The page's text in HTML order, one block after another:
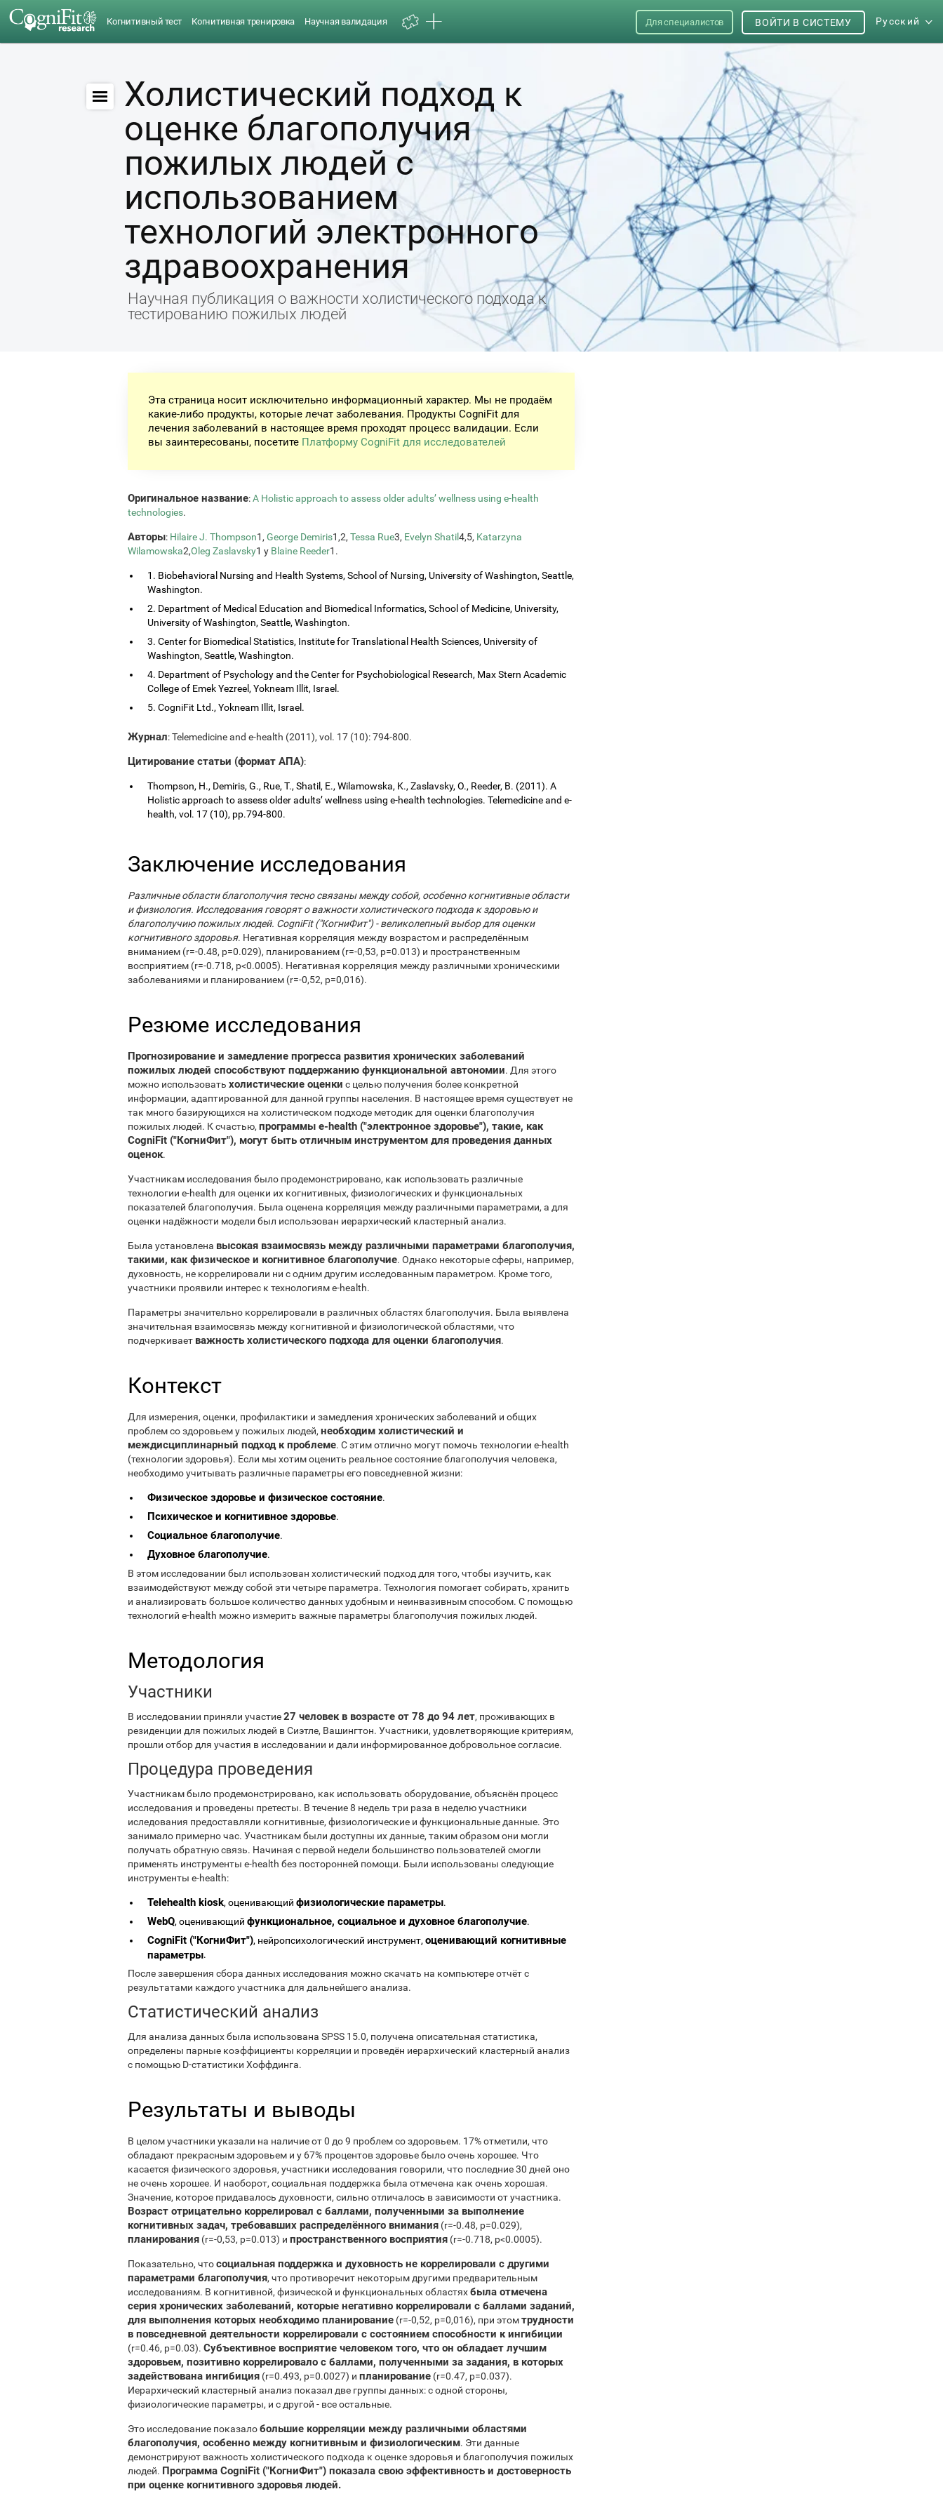
Когнитивный тест Когнитивная тренировка Научная валидация Для специалистов Русский
ВОЙТИ В СИСТЕМУ
Холистический подход к
оценке благополучия
пожилых людей с
использованием
технологий электронного
здравоохранения
Научная публикация о важности холистического подхода к
тестированию пожилых людей
Эта страница носит исключительно информационный характер. Мы не продаём
какие-либо продукты, которые лечат заболевания. Продукты CogniFit для
лечения заболеваний в настоящее время проходят процесс валидации. Если
вы заинтересованы, посетите Платформу CogniFit для исследователей
Оригинальное название:A Holistic approach to assess older adults’ wellness using e-health
technologies.
Авторы: Hilaire J. Thompson1, George Demiris1,2, Tessa Rue3, Evelyn Shatil4,5, Katarzyna
Wilamowska2,Oleg Zaslavsky1 y Blaine Reeder1.
1. Biobehavioral Nursing and Health Systems, School of Nursing, University of Washington, Seattle,
Washington.
2. Department of Medical Education and Biomedical Informatics, School of Medicine, University,
University of Washington, Seattle, Washington.
3. Center for Biomedical Statistics, Institute for Translational Health Sciences, University of
Washington, Seattle, Washington.
4. Department of Psychology and the Center for Psychobiological Research, Max Stern Academic
College of Emek Yezreel, Yokneam Illit, Israel.
5. CogniFit Ltd., Yokneam Illit, Israel.
Журнал: Telemedicine and e-health (2011), vol. 17 (10): 794-800.
Цитирование статьи (формат АПА):
Thompson, H., Demiris, G., Rue, T., Shatil, E., Wilamowska, K., Zaslavsky, O., Reeder, B. (2011). A
Holistic approach to assess older adults’ wellness using e-health technologies. Telemedicine and e-
health, vol. 17 (10), pp.794-800.
Заключение исследования
Различные области благополучия тесно связаны между собой, особенно когнитивные области
и физиология. Исследования говорят о важности холистического подхода к здоровью и
благополучию пожилых людей. CogniFit ("КогниФит") - великолепный выбор для оценки
когнитивного здоровья. Негативная корреляция между возрастом и распределённым
вниманием (r=-0.48, p=0.029), планированием (r=-0,53, p=0.013) и пространственным
восприятием (r=-0.718, p<0.0005). Негативная корреляция между различными хроническими
заболеваниями и планированием (r=-0,52, p=0,016).
Резюме исследования
Прогнозирование и замедление прогресса развития хронических заболеваний
пожилых людей способствуют поддержанию функциональной автономии. Для этого
можно использовать холистические оценки с целью получения более конкретной
информации, адаптированной для данной группы населения. В настоящее время существует не
так много базирующихся на холистическом подходе методик для оценки благополучия
пожилых людей. К счастью, программы e-health ("электронное здоровье"), такие, как
CogniFit ("КогниФит"), могут быть отличным инструментом для проведения данных
оценок.
Участникам исследования было продемонстрировано, как использовать различные
технологии e-health для оценки их когнитивных, физиологических и функциональных
показателей благополучия. Была оценена корреляция между различными параметрами, а для
оценки надёжности модели был использован иерархический кластерный анализ.
Была установлена высокая взаимосвязь между различными параметрами благополучия,
такими, как физическое и когнитивное благополучие. Однако некоторые сферы, например,
духовность, не коррелировали ни с одним другим исследованным параметром. Кроме того,
участники проявили интерес к технологиям e-health.
Параметры значительно коррелировали в различных областях благополучия. Была выявлена
значительная взаимосвязь между когнитивной и физиологической областями, что
подчеркивает важность холистического подхода для оценки благополучия.
Контекст
Для измерения, оценки, профилактики и замедления хронических заболеваний и общих
проблем со здоровьем у пожилых людей, необходим холистический и
междисциплинарный подход к проблеме. С этим отлично могут помочь технологии e-health
(технологии здоровья). Если мы хотим оценить реальное состояние благополучия человека,
необходимо учитывать различные параметры его повседневной жизни:
Физическое здоровье и физическое состояние.
Психическое и когнитивное здоровье.
Социальное благополучие.
Духовное благополучие.
В этом исследовании был использован холистический подход для того, чтобы изучить, как
взаимодействуют между собой эти четыре параметра. Технология помогает собирать, хранить
и анализировать большое количество данных удобным и неинвазивным способом. С помощью
технологий e-health можно измерить важные параметры благополучия пожилых людей.
Методология
Участники
В исследовании приняли участие27 человек в возрасте от 78 до 94 лет, проживающих в
резиденции для пожилых людей в Сиэтле, Вашингтон. Участники, удовлетворяющие критериям,
прошли отбор для участия в исследовании и дали информированное добровольное согласие.
Процедура проведения
Участникам было продемонстрировано, как использовать оборудование, объяснён процесс
исследования и проведены претесты. В течение 8 недель три раза в неделю участники
иследования предоставляли когнитивные, физиологические и функциональные данные. Это
занимало примерно час. Участникам были доступны их данные, таким образом они могли
получать обратную связь. Начиная с первой недели большинство пользователей смогли
применять инструменты e-health без посторонней помощи. Были использованы следующие
инструменты e-health:
Telehealth kiosk, оценивающий физиологические параметры.
WebQ, оценивающий функциональное, социальное и духовное благополучие.
CogniFit ("КогниФит"), нейропсихологический инструмент, оценивающий когнитивные
параметры.
После завершения сбора данных исследования можно скачать на компьютере отчёт с
результатами каждого участника для дальнейшего анализа.
Статистический анализ
Для анализа данных была использована SPSS 15.0, получена описательная статистика,
определены парные коэффициенты корреляции и проведён иерархический кластерный анализ
с помощью D-статистики Хоффдинга.
Результаты и выводы
В целом участники указали на наличие от 0 до 9 проблем со здоровьем. 17% отметили, что
обладают прекрасным здоровьем и у 67% процентов здоровье было очень хорошее. Что
касается физического здоровья, участники исследования говорили, что последние 30 дней оно
не очень хорошее. И наоборот, социальная поддержка была отмечена как очень хорошая.
Значение, которое придавалось духовности, сильно отличалось в зависимости от участника.
Возраст отрицательно коррелировал с баллами, полученными за выполнение
когнитивных задач, требовавших распределённого внимания (r=-0.48, p=0.029),
планирования (r=-0,53, p=0.013) и пространственного восприятия (r=-0.718, p<0.0005).
Показательно, чтосоциальная поддержка и духовность не коррелировали с другими
параметрами благополучия, что противоречит некоторым другими предварительным
исследованиям. В когнитивной, физической и функциональных областяхбыла отмечена
серия хронических заболеваний, которые негативно коррелировали с баллами заданий,
для выполнения которых необходимо планирование (r=-0,52, p=0,016), при этомтрудности
в повседневной деятельности коррелировали с состоянием способности к ингибиции
(r=0.46, p=0.03). Субъективное восприятие человеком того, что он обладает лучшим
здоровьем, позитивно коррелировало с баллами, полученными за задания, в которых
задействована ингибиция (r=0.493, p=0.0027) и планирование (r=0.47, p=0.037).
Иерархический кластерный анализ показал две группы данных: с одной стороны,
физиологические параметры, и с другой - все остальные.
Это исследование показалобольшие корреляции между различными областями
благополучия, особенно между когнитивным и физиологическим. Эти данные
демонстрируют важность холистического подхода к оценке здоровья и благополучия пожилых
людей. Программа CogniFit ("КогниФит") показала свою эффективность и достоверность
при оценке когнитивного здоровья людей.